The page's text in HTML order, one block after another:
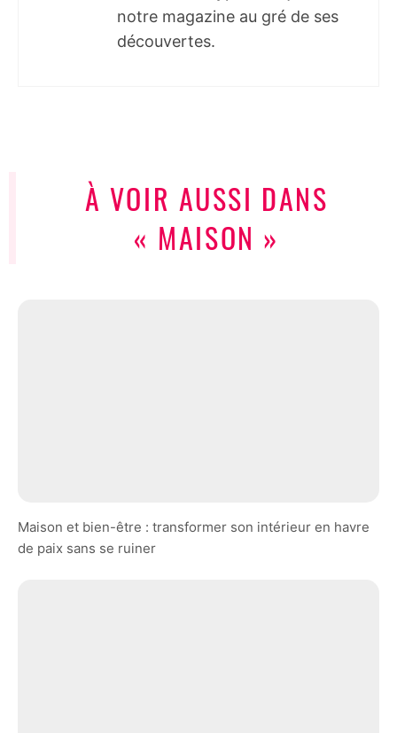
notre magazine au gré de ses
découvertes.
À VOIR AUSSI DANS
« MAISON »
Maison et bien-être : transformer son intérieur en havre
de paix sans se ruiner